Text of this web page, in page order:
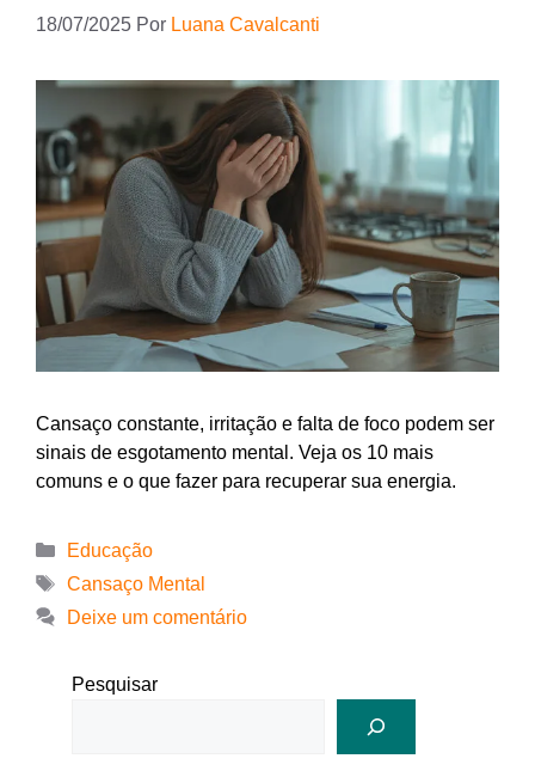
18/07/2025 Por Luana Cavalcanti
Cansaço constante, irritação e falta de foco podem ser
sinais de esgotamento mental. Veja os 10 mais
comuns e o que fazer para recuperar sua energia.
Educação
Cansaço Mental
Deixe um comentário
Pesquisar